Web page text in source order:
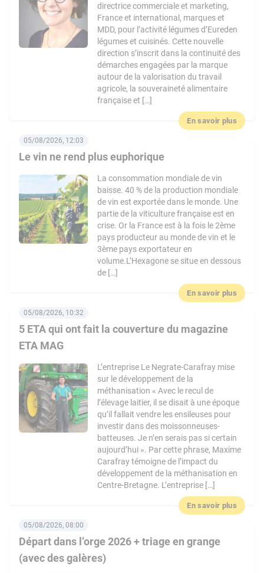
directrice commerciale et marketing,
France et international, marques et
MDD, pour l’activité légumes d’Eureden
légumes et cuisinés. Cette nouvelle
direction s’inscrit dans la continuité des
démarches engagées par la marque
autour de la valorisation du travail
agricole, la souveraineté alimentaire
française et […]
En savoir plus
Le vin ne rend plus euphorique
05/08/2026, 12:03
La consommation mondiale de vin
baisse. 40 % de la production mondiale
de vin est exportée dans le monde. Une
partie de la viticulture française est en
crise. Or la France est à la fois le 2ème
pays producteur au monde de vin et le
3ème pays exportateur en
volume.L’Hexagone se situe en dessous
de […]
En savoir plus
5 ETA qui ont fait la couverture du magazine
ETA MAG
05/08/2026, 10:32
L’entreprise Le Negrate-Carafray mise
sur le développement de la
méthanisation « Avec le recul de
l’élevage laitier, il se disait à une époque
qu’il fallait vendre les ensileuses pour
investir dans des moissonneuses-
batteuses. Je n’en serais pas si certain
aujourd’hui ». Par cette phrase, Maxime
Carafray témoigne de l’impact du
développement de la méthanisation en
Centre-Bretagne. L’entreprise […]
En savoir plus
Départ dans l’orge 2026 + triage en grange
(avec des galères)
05/08/2026, 08:00